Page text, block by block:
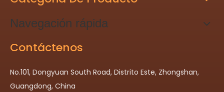
Navegación rápida
Contáctenos
No.101, Dongyuan South Road, Distrito Este, Zhongshan,
Guangdong, China